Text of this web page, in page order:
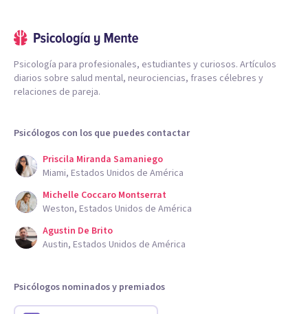
Psicología para profesionales, estudiantes y curiosos. Artículos
diarios sobre salud mental, neurociencias, frases célebres y
relaciones de pareja.
Psicólogos con los que puedes contactar
Priscila Miranda Samaniego
Miami, Estados Unidos de América
Michelle Coccaro Montserrat
Weston, Estados Unidos de América
Agustin De Brito
Austin, Estados Unidos de América
Psicólogos nominados y premiados